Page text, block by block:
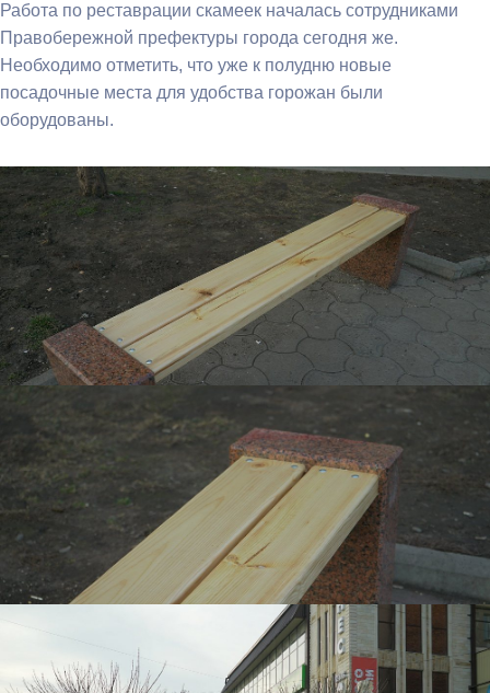
Работа по реставрации скамеек началась сотрудниками
Правобережной префектуры города сегодня же.
Необходимо отметить, что уже к полудню новые
посадочные места для удобства горожан были
оборудованы.